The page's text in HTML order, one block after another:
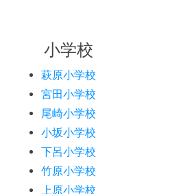
小学校
萩原小学校
宮田小学校
尾崎小学校
小坂小学校
下呂小学校
竹原小学校
上原小学校